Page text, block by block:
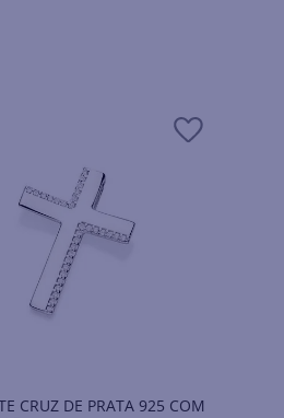
CRUZ DE PRATA 925 COM